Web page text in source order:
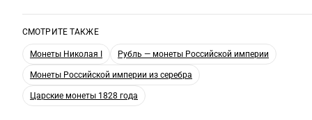
СМОТРИТЕ ТАКЖЕ
Монеты Николая I Рубль — монеты Российской империи
Монеты Российской империи из серебра
Царские монеты 1828 года